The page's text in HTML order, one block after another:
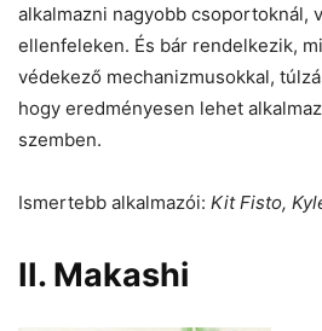
alkalmazni nagyobb csoportoknál,
ellenfeleken. És bár rendelkezik,
védekező mechanizmusokkal,
hogy eredményesen lehet
szemben.
Ismertebb alkalmazói: Kit Fisto,
II. Makashi